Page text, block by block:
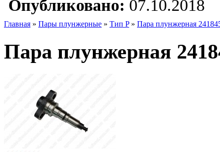
Опубликовано: 07.10.2018
Главная » Пары плунжерные » Тип P» Пара плунжерная
Пара плунжерная